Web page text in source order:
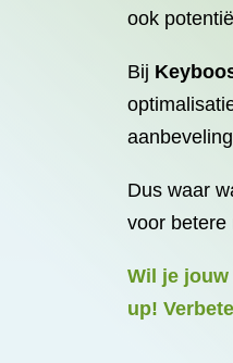
ook
Bij
Dus waar
voor betere
Wil je
up!